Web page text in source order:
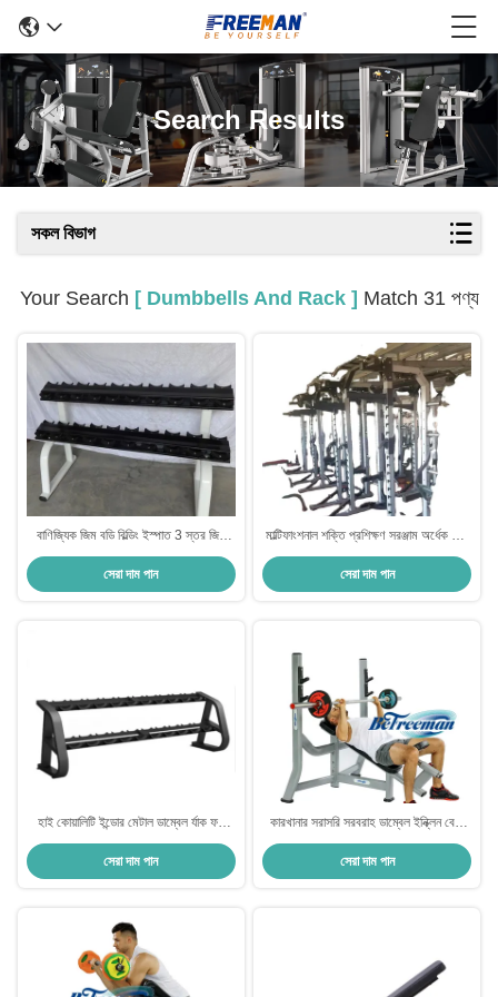
Search Results
সকল বিভাগ
Your Search [ Dumbbells And Rack ] Match 31 পণ্য
বাণিজ্যিক জিম বডি বিল্ডিং ইস্পাত 3 স্তর জিম
ব্যবহারের জন্য বাণিজ্যিক ডাম্বল র্যাক
সেরা দাম পান
মাল্টিফাংশনাল শক্তি প্রশিক্ষণ সরঞ্জাম অর্ধেক খাঁচা
বেঞ্চ প্রেস স্মিথ মেশিন পাওয়ার র্যাক ডাম্বেল ব্যাক
এক্সটেনশন ফাংশন সহ
সেরা দাম পান
হাই কোয়ালিটি ইন্ডোর মেটাল ডাম্বেল র্যাক ফর
ওয়েট ট্রেনিং Cable Weight Stacks
Drive Fitness Equipment
সেরা দাম পান
কারখানার সরাসরি সরবরাহ ডাম্বেল ইন্ক্লিন বেঞ্চ
প্রেস বহুমুখী ডাম্বেল জিম সরঞ্জাম ইন্ক্লিন হ্রাস
ওজন ওয়ার্কআউট বেঞ্চ
সেরা দাম পান